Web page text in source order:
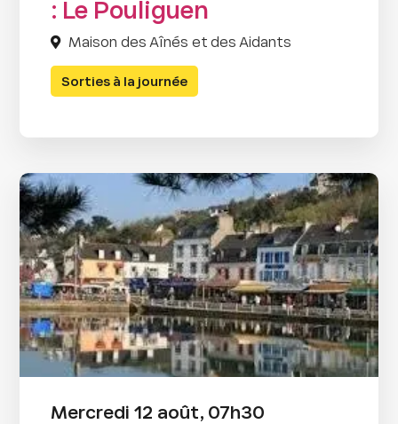
: Le Pouliguen
Maison des Aînés et des Aidants
Sorties à la journée
Mercredi 12 août, 07h30